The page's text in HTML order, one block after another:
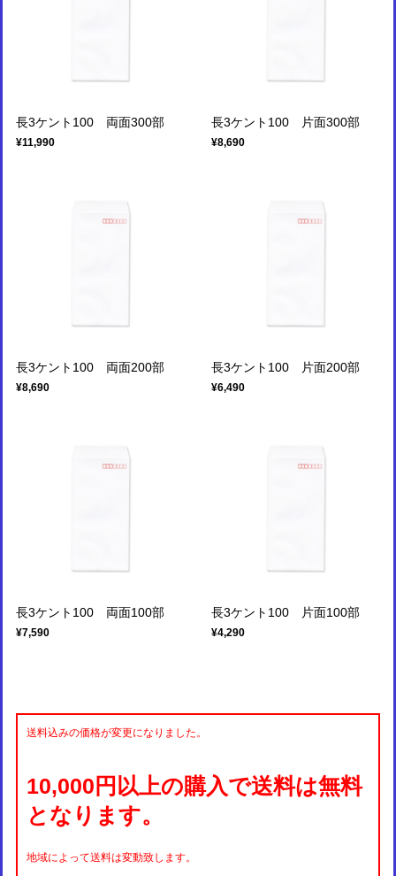
長3ケント100 両面300部
¥11,990
長3ケント100 片面300部
¥8,690
長3ケント100 両面200部
¥8,690
長3ケント100 片面200部
¥6,490
長3ケント100 両面100部
¥7,590
長3ケント100 片面100部
¥4,290
送料込みの価格が変更になりました。
10,000円以上の購入で送料は無料
となります。
地域によって送料は変動致します。